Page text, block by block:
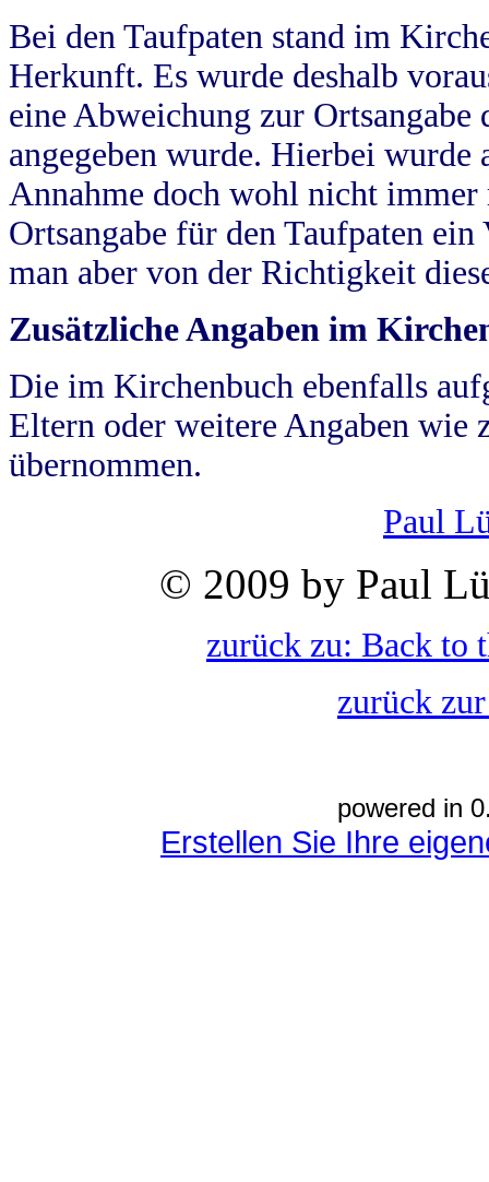
Bei den Taufpaten stand im
Herkunft. Es wurde deshalb
eine Abweichung zur
angegeben wurde. Hierbei wurde
Annahme doch wohl nicht
Ortsangabe für den Taufpaten
man aber von der Richtigkeit
Zusätzliche Angaben im
Die im Kirchenbuch ebenfalls
Eltern oder weitere Angaben wie
übernommen.
Paul
© 2009 by Paul
zurück zu: Back to
zurück
powered in
Erstellen Sie Ihre